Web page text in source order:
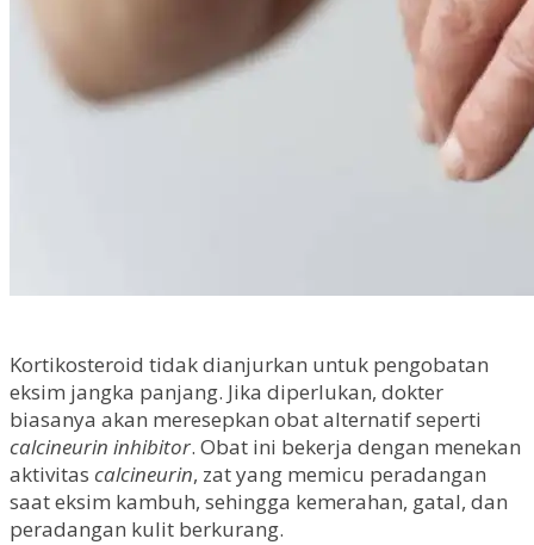
Kortikosteroid tidak dianjurkan untuk pengobatan
eksim jangka panjang. Jika diperlukan, dokter
biasanya akan meresepkan obat alternatif seperti
calcineurin inhibitor. Obat ini bekerja dengan menekan
aktivitas calcineurin, zat yang memicu peradangan
saat eksim kambuh, sehingga kemerahan, gatal, dan
peradangan kulit berkurang.